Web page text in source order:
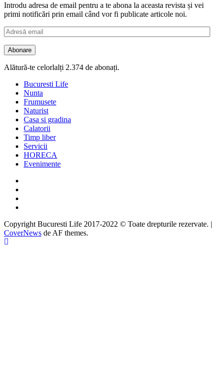
Introdu adresa de email pentru a te abona la aceasta revista și vei
primi notificări prin email când vor fi publicate articole noi.
Adresă
email
Abonare
Alătură-te celorlalți 2.374 de abonați.
Bucuresti Life
Nunta
Frumusete
Naturist
Casa si gradina
Calatorii
Timp liber
Servicii
HORECA
Evenimente
Copyright Bucuresti Life 2017-2022 © Toate drepturile rezervate. |
CoverNews de AF themes.